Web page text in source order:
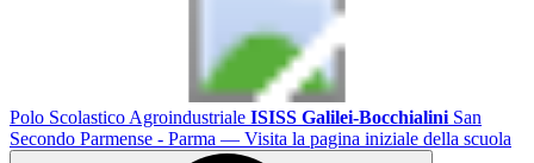
Polo Scolastico Agroindustriale ISISS Galilei-Bocchialini San
Secondo Parmense - Parma — Visita la pagina iniziale della scuola